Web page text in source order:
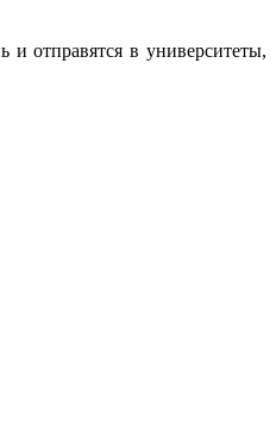
и отправятся в университеты,